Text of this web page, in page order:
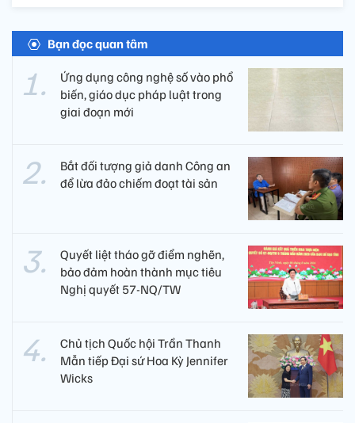
Bạn đọc quan tâm
Ứng dụng công nghệ số vào phổ
biến, giáo dục pháp luật trong
giai đoạn mới
Bắt đối tượng giả danh Công an
để lừa đảo chiếm đoạt tài sản
Quyết liệt tháo gỡ điểm nghẽn,
bảo đảm hoàn thành mục tiêu
Nghị quyết 57-NQ/TW
Chủ tịch Quốc hội Trần Thanh
Mẫn tiếp Đại sứ Hoa Kỳ Jennifer
Wicks